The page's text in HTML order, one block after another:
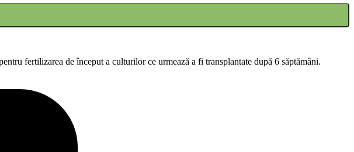
fertilizarea de început a culturilor ce urmează a fi transplantate după 6 săptămâni.